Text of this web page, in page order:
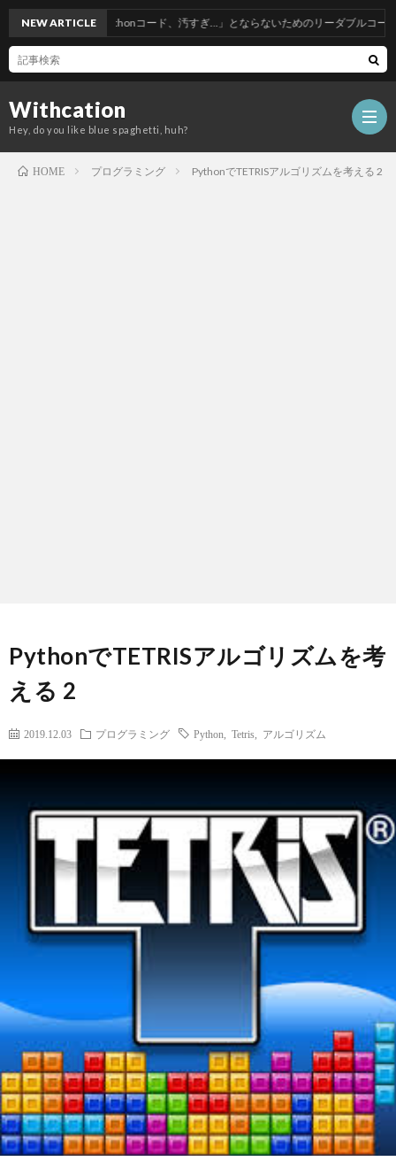
Withcation
Hey, do you like blue spaghetti, huh?
NEW ARTICLE
っ…私のPythonコード、汚すぎ…」とならないためのリーダブルコード
HOME プログラミング PythonでTETRISアルゴリズムを考える 2
PythonでTETRISアルゴリズムを考
える 2
2019.12.03 プログラミング Python Tetris アルゴリズム